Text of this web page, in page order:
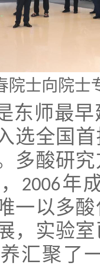
院士向院士
东师最
选全国
多酸研
2006年
一以多
，实验
汇聚了